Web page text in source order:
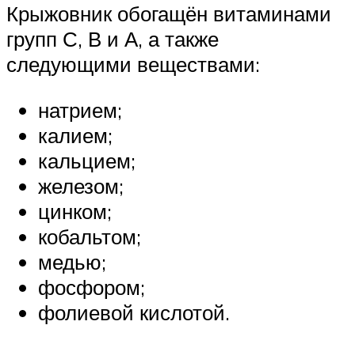
Крыжовник обогащён витаминами
групп С, В и А, а также
следующими веществами:
натрием;
калием;
кальцием;
железом;
цинком;
кобальтом;
медью;
фосфором;
фолиевой кислотой.